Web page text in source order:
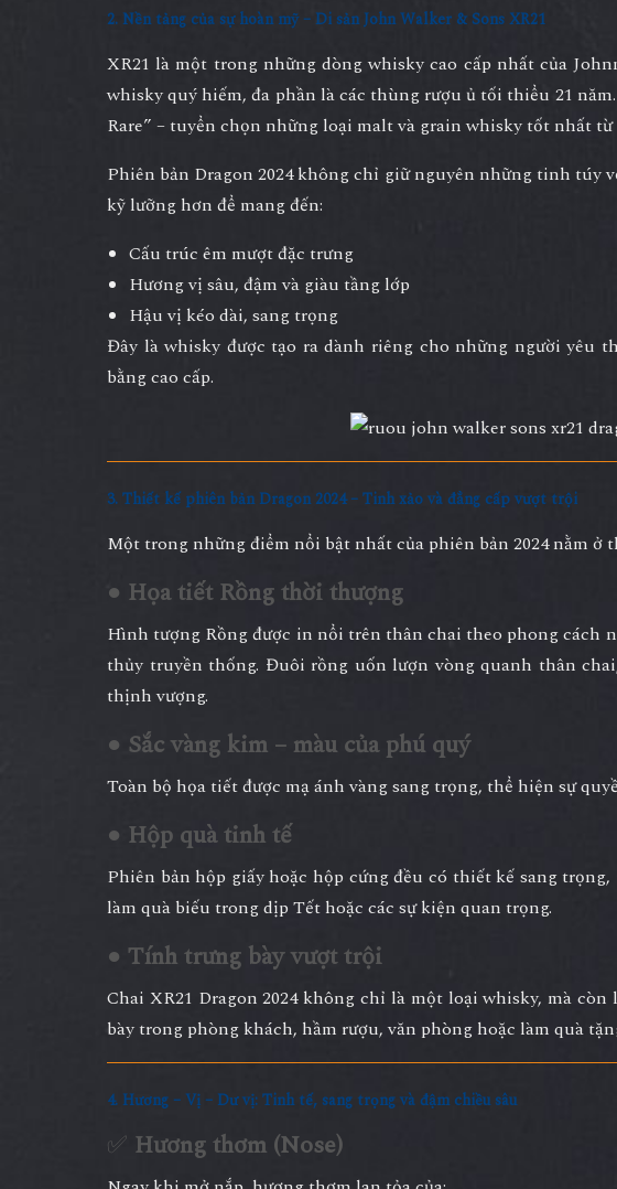
2. Nền tảng của sự hoàn mỹ – Di sản John Walker & Sons XR21
XR21 là một trong những dòng whisky cao cấp nhất của
whisky quý hiếm, đa phần là các thùng rượu ủtối thiểu 21 năm
Rare” – tuyển chọn những loại malt và grain whisky tốt nhất
Phiên bản Dragon 2024 không chỉ giữ nguyên những tinh túy
kỹ lưỡng hơn để mang đến:
Cấu trúc êm mượt đặc trưng
Hương vị sâu, đậm và giàu tầng lớp
Hậu vị kéo dài, sang trọng
Đây là whisky được tạo ra dành riêng cho những người yêu
bằng cao cấp.
3. Thiết kế phiên bản Dragon 2024 – Tinh xảo và đẳng cấp vượt trội
Một trong những điểm nổi bật nhất của phiên bản 2024 nằm ở
● Họa tiết Rồng thời thượng
Hình tượng Rồng được in nổi trên thân chai theo phong cách
thủy truyền thống. Đuôi rồng uốn lượn vòng quanh thân
thịnh vượng.
● Sắc vàng kim – màu của phú quý
Toàn bộ họa tiết được mạ ánh vàng sang trọng, thể hiện sự
● Hộp quà tinh tế
Phiên bản hộp giấy hoặc hộp cứng đều có thiết kế sang
làm quà biếu trong dịp Tết hoặc các sự kiện quan trọng.
● Tính trưng bày vượt trội
Chai XR21 Dragon 2024 không chỉ là một loại whisky, mà còn
bày trong phòng khách, hầm rượu, văn phòng hoặc làm quà
4. Hương – Vị – Dư vị: Tinh tế, sang trọng và đậm chiều sâu
✅ Hương thơm (Nose)